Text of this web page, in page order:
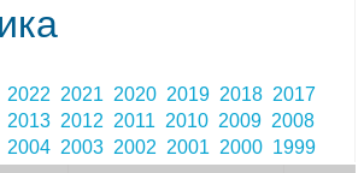
2022 2021 2020 2019 2018 2017
2013 2012 2011 2010 2009 2008
2004 2003 2002 2001 2000 1999